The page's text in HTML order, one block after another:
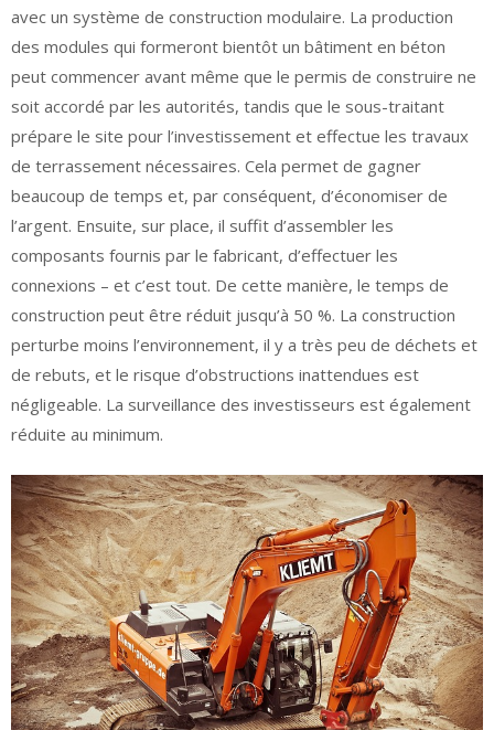
avec un système de construction modulaire. La production
des modules qui formeront bientôt un bâtiment en béton
peut commencer avant même que le permis de construire ne
soit accordé par les autorités, tandis que le sous-traitant
prépare le site pour l’investissement et effectue les travaux
de terrassement nécessaires. Cela permet de gagner
beaucoup de temps et, par conséquent, d’économiser de
l’argent. Ensuite, sur place, il suffit d’assembler les
composants fournis par le fabricant, d’effectuer les
connexions – et c’est tout. De cette manière, le temps de
construction peut être réduit jusqu’à 50 %. La construction
perturbe moins l’environnement, il y a très peu de déchets et
de rebuts, et le risque d’obstructions inattendues est
négligeable. La surveillance des investisseurs est également
réduite au minimum.